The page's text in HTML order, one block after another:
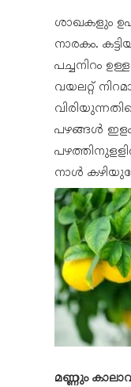
ശാഖകളും
നാരകം.
പച്ചനിറം
വയലറ്റ്
പഴങ്ങൾ
നാൾ
മണ്ണും